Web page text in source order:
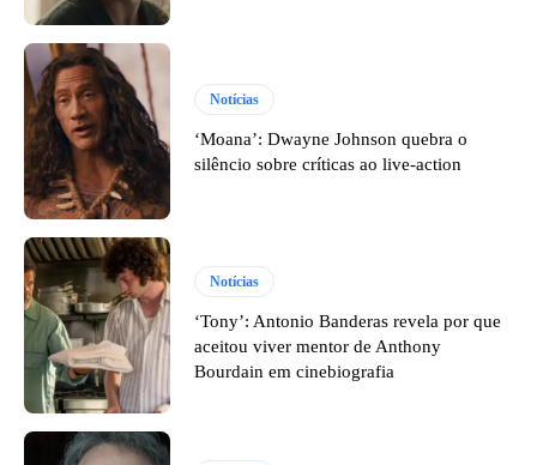
Notícias
‘Moana’: Dwayne Johnson quebra o
silêncio sobre críticas ao live-action
Notícias
‘Tony’: Antonio Banderas revela por que
aceitou viver mentor de Anthony
Bourdain em cinebiografia